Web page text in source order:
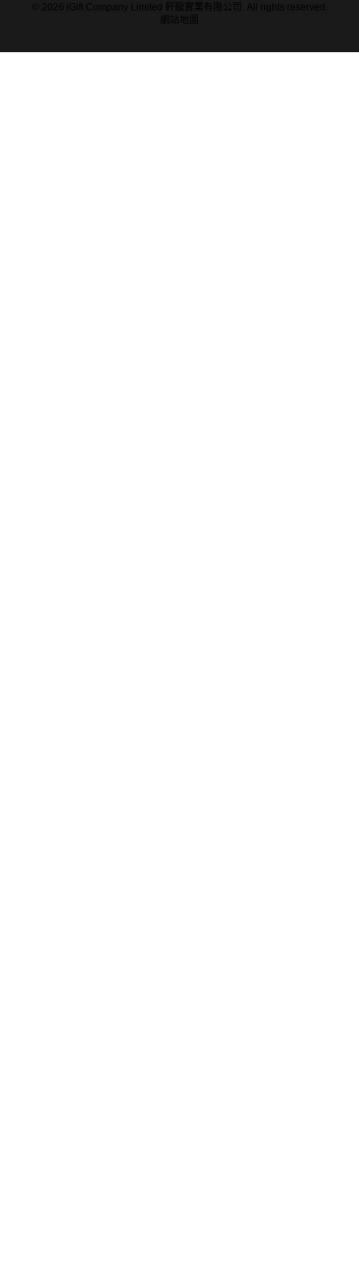
© 2026 iGift Company Limited 軒龍實業有限公司. All rights reserved.
網站地圖